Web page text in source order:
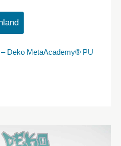
– Deko MetaAcademy® PU